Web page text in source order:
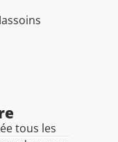
tous les